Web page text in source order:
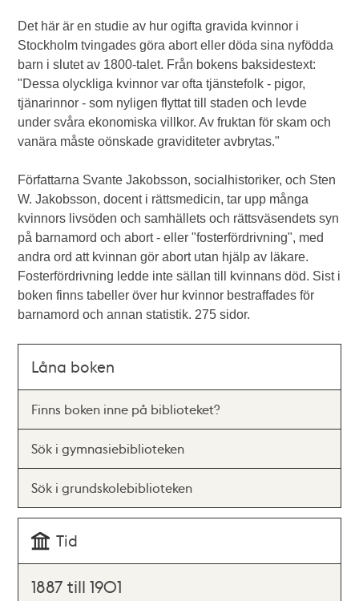
Det här är en studie av hur ogifta gravida kvinnor i
Stockholm tvingades göra abort eller döda sina nyfödda
barn i slutet av 1800-talet. Från bokens baksidestext:
"Dessa olyckliga kvinnor var ofta tjänstefolk - pigor,
tjänarinnor - som nyligen flyttat till staden och levde
under svåra ekonomiska villkor. Av fruktan för skam och
vanära måste oönskade graviditeter avbrytas."
Författarna Svante Jakobsson, socialhistoriker, och Sten
W. Jakobsson, docent i rättsmedicin, tar upp många
kvinnors livsöden och samhällets och rättsväsendets syn
på barnamord och abort - eller "fosterfördrivning", med
andra ord att kvinnan gör abort utan hjälp av läkare.
Fosterfördrivning ledde inte sällan till kvinnans död. Sist i
boken finns tabeller över hur kvinnor bestraffades för
barnamord och annan statistik. 275 sidor.
Låna boken
Finns boken inne på biblioteket?
Sök i gymnasiebiblioteken
Sök i grundskolebiblioteken
Tid
1887 till 1901